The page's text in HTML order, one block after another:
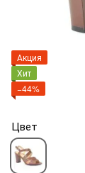
Акция
Хит
−44%
Цвет